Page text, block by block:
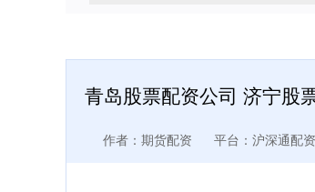
青岛股票配资公司 济宁股
作者：期货配资 平台：沪深通配资